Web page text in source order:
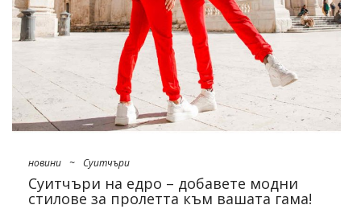
новини ~ Суитчъри
Суитчъри на едро – добавете модни
стилове за пролетта към вашата гама!